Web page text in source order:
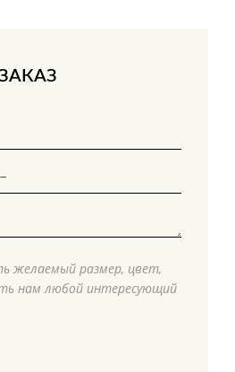
желаемый размер, цвет,
нам любой интересующий